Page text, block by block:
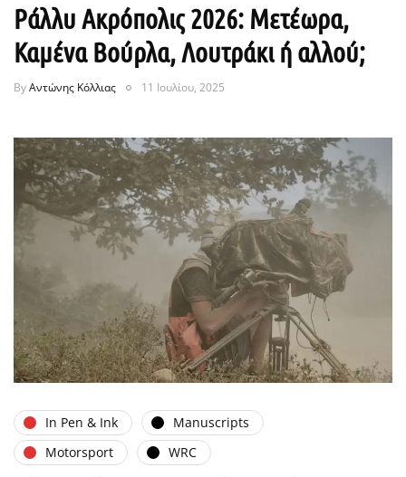
Ράλλυ Ακρόπολις 2026: Μετέωρα,
Καμένα Βούρλα, Λουτράκι ή αλλού;
ByΑντώνης Κόλλιας 11 Ιουλίου, 2025
In Pen & Ink
Manuscripts
Motorsport
WRC